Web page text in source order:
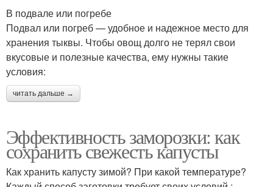
В подвале или погребе
Подвал или погреб — удобное и надежное место для
хранения тыквы. Чтобы овощ долго не терял свои
вкусовые и полезные качества, ему нужны такие
условия:
читать дальше →
Эффективность заморозки: как
сохранить свежесть капусты
Как хранить капусту зимой? При какой температуре?